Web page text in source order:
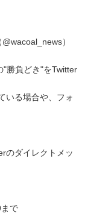
）
"勝負どき"をTwitter
いる場合や、フォ
のダイレクトメッ
で